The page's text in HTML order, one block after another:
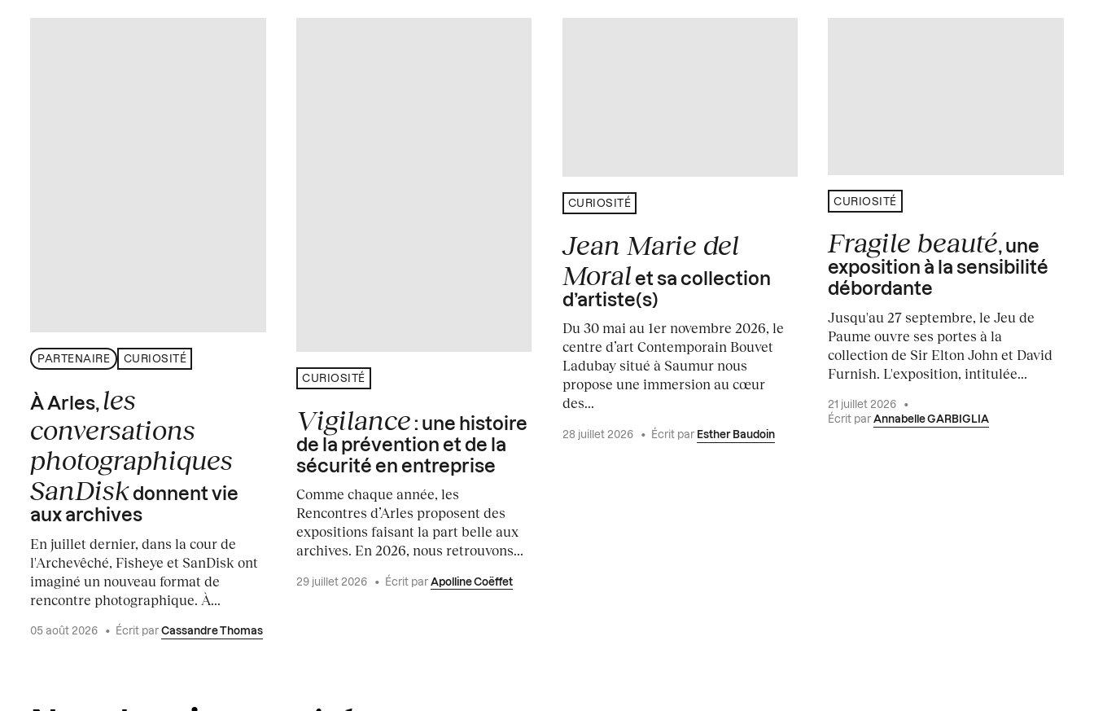
PARTENAIRE CURIOSITÉ
À Arles, les
conversations
photographiques
SanDiskdonnent vie
aux archives
En juillet dernier, dans la cour de
l'Archevêché, Fisheye et SanDisk ont
imaginé un nouveau format de
rencontre photographique. À...
05 août 2026 • Écrit parCassandre Thomas
CURIOSITÉ
Vigilance : une histoire
de la prévention et de la
sécurité en entreprise
Comme chaque année, les
Rencontres d’Arles proposent des
expositions faisant la part belle aux
archives. En 2026, nous retrouvons...
29 juillet 2026 • Écrit par Apolline Coëffet
CURIOSITÉ
Jean Marie del
Moral et sa collection
d’artiste(s)
Du 30 mai au 1er novembre 2026, le
centre d’art Contemporain Bouvet
Ladubay situé à Saumur nous
propose une immersion au cœur
des...
28 juillet 2026 • Écrit par Esther Baudoin
CURIOSITÉ
Fragile beauté, une
exposition à la sensibilité
débordante
Jusqu'au 27 septembre, le Jeu de
Paume ouvre ses portes à la
collection de Sir Elton John et David
Furnish. L'exposition, intitulée...
21 juillet 2026
•
Écrit parAnnabelle GARBIGLIA